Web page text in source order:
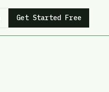
Get Started Free